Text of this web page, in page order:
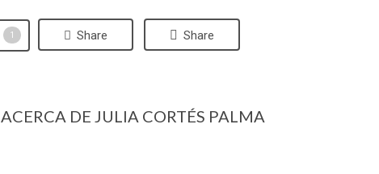
1 Share Share
ACERCA DE JULIA CORTÉS PALMA